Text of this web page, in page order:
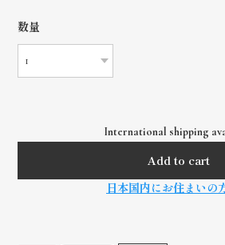
数量
International shipping
Add to cart
日本国内にお住まいの